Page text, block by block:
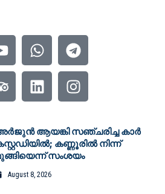
ആയങ്കി സഞ്ചരിച്ച കാർ
കണ്ണൂരിൽ നിന്ന്
സംശയം
August 8, 2026